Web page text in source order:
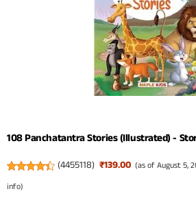
108 Panchatantra Stories (Illustrated) -
(4455118) ₹139.00 (as of August 5,
info)